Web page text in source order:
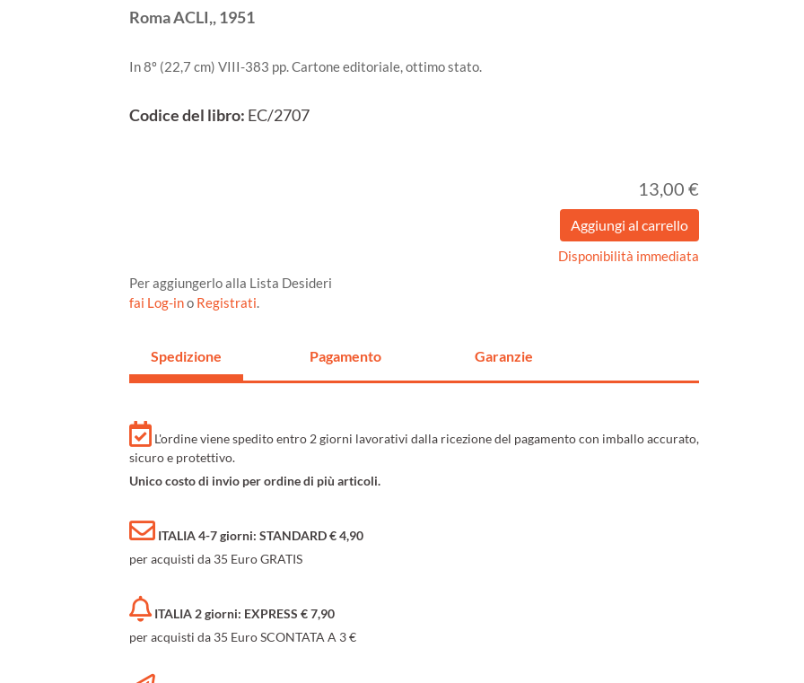
RomaACLI,,1951
In 8º (22,7 cm) VIII-383 pp. Cartone editoriale, ottimo stato.
Codice del libro: EC/2707
13,00 €
Disponibilità immediata
Per aggiungerlo alla Lista Desideri
fai Log-ino Registrati.
Spedizione Pagamento Garanzie
L'ordine viene spedito entro 2 giorni lavorativi dalla ricezione del pagamento con imballo accurato,
sicuro e protettivo.
Unico costo di invio per ordine di più articoli.
ITALIA 4-7 giorni: STANDARD € 4,90
per acquisti da 35 Euro GRATIS
ITALIA 2 giorni: EXPRESS € 7,90
per acquisti da 35 Euro SCONTATA A 3 €